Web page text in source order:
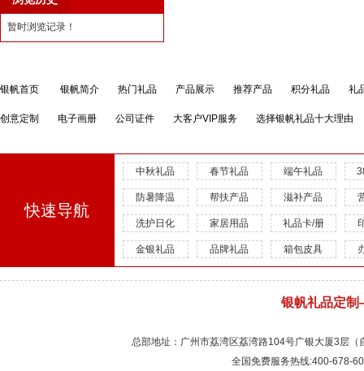
暂时浏览记录！
银帆首页 银帆简介 热门礼品 产品展示 推荐产品 积分礼品 礼
创意定制 电子画册 公司证件 大客户VIP服务 选择银帆礼品十大理由
快速导航
中秋礼品 春节礼品 端午礼品
防暑降温 帮扶产品 滋补产品
洗护日化 家居用品 礼品卡/册
金银礼品 品牌礼品 箱包皮具
银帆礼品定
总部地址：广州市荔湾区荔湾路104号广银大厦3层
全国免费服务热线:400-